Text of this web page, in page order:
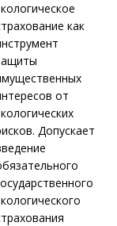
как
от
Допускает